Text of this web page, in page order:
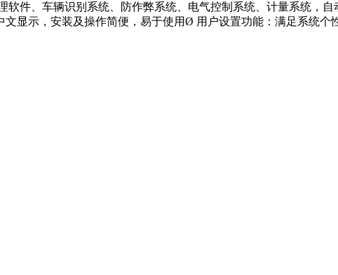
件、车辆识别系统、防作弊系统、电气控制系统、计量系统，
显示，安装及操作简便，易于使用Ø 用户设置功能：满足系统个